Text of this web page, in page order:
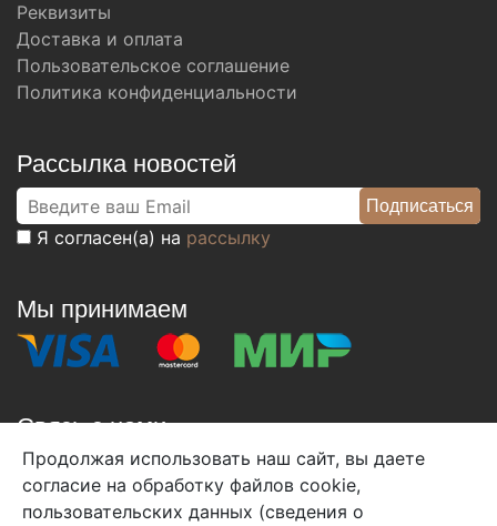
Реквизиты
Доставка и оплата
Пользовательское соглашение
Политика конфиденциальности
Рассылка новостей
Я согласен(а) на рассылку
Мы принимаем
Связь с нами
+7 (495) 933-38-08
info@arben-textile.ru- оптовые продажи
Продолжая использовать наш сайт, вы даете
согласие на обработку файлов cookie,
пользовательских данных (сведения о